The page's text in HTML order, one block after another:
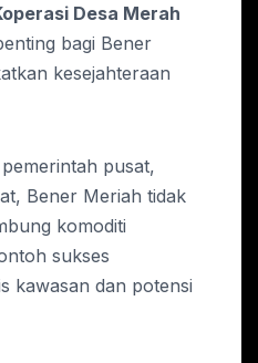
Desa Merah
bagi Bener
kesejahteraan
pusat,
Bener Meriah tidak
komoditi
sukses
kawasan dan potensi